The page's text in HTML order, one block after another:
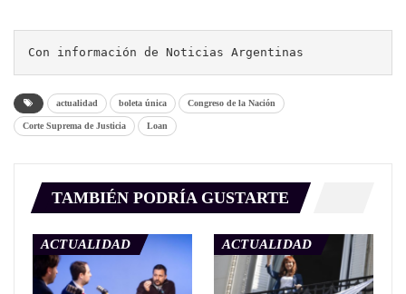
Con información de Noticias Argentinas
actualidad boleta única Congreso de la Nación
Corte Suprema de Justicia Loan
TAMBIÉN PODRÍA GUSTARTE
ACTUALIDAD ACTUALIDAD